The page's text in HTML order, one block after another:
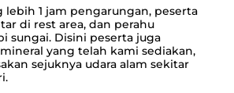
lebih 1 jam pengarungan, peserta
di rest area, dan perahu
sungai. Disini peserta juga
yang telah kami sediakan,
sejuknya udara alam sekitar